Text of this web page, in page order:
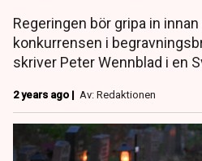
Regeringen bör gripa in
konkurrensen i
skriver Peter Wennblad i en
2 years ago | Av: Redaktionen